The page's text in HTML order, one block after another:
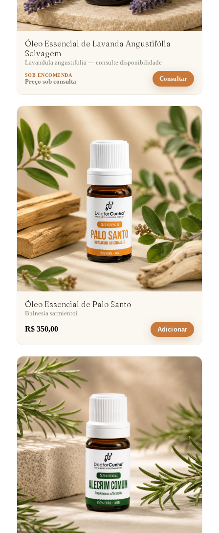
Óleo Essencial de Lavanda Angustifólia
Selvagem
Lavandula angustifolia — consulte disponibilidade
SOB ENCOMENDA
Preço sob consulta Consultar
Óleo Essencial de Palo Santo
Bulnesia sarmientoi
R$ 350,00 Adicionar